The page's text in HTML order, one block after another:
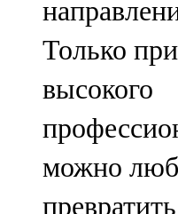
Только
высокого
можно